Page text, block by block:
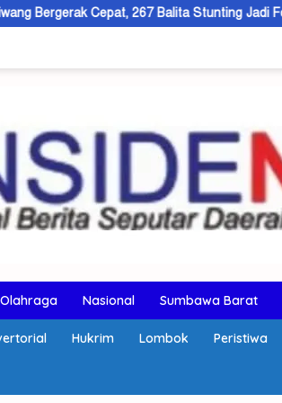
267 Balita Stunting Jadi Fokus Intervensi
Olahraga Nasional Sumbawa Barat
Hukrim Lombok Peristiwa